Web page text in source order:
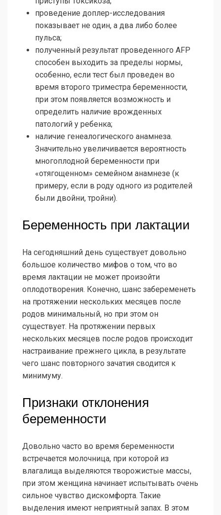
проведение доплер-исследования
показывает не один, а два либо более
пульса;
полученный результат проведенного AFP
способен выходить за пределы нормы,
особенно, если тест был проведен во
время второго триместра беременности,
при этом появляется возможность и
определить наличие врожденных
патологий у ребенка;
наличие генеалогического анамнеза.
Значительно увеличивается вероятность
многоплодной беременности при
«отягощенном» семейном анамнезе (к
примеру, если в роду одного из родителей
были двойни, тройни).
Беременность при лактации
На сегодняшний день существует довольно
большое количество мифов о том, что во
время лактации не может произойти
оплодотворения. Конечно, шанс забеременеть
на протяжении нескольких месяцев после
родов минимальный, но при этом он
существует. На протяжении первых
нескольких месяцев после родов происходит
настраивание прежнего цикла, в результате
чего шанс повторного зачатия сводится к
минимуму.
Признаки отклонения
беременности
Довольно часто во время беременности
встречается молочница, при которой из
влагалища выделяются творожистые массы,
при этом женщина начинает испытывать очень
сильное чувство дискомфорта. Такие
выделения имеют неприятный запах. В этом